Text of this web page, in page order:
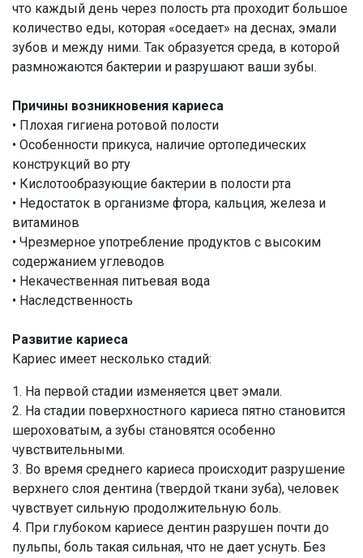
что каждый день через полость рта проходит большое
количество еды, которая «оседает» на деснах, эмали
зубов и между ними. Так образуется среда, в которой
размножаются бактерии и разрушают ваши зубы.
Причины возникновения кариеса
• Плохая гигиена ротовой полости
• Особенности прикуса, наличие ортопедических
конструкций во рту
• Кислотообразующие бактерии в полости рта
• Недостаток в организме фтора, кальция, железа и
витаминов
• Чрезмерное употребление продуктов с высоким
содержанием углеводов
• Некачественная питьевая вода
• Наследственность
Развитие кариеса
Кариес имеет несколько стадий:
1. На первой стадии изменяется цвет эмали.
2. На стадии поверхностного кариеса пятно становится
шероховатым, а зубы становятся особенно
чувствительными.
3. Во время среднего кариеса происходит разрушение
верхнего слоя дентина (твердой ткани зуба), человек
чувствует сильную продолжительную боль.
4. При глубоком кариесе дентин разрушен почти до
пульпы, боль такая сильная, что не дает уснуть. Без